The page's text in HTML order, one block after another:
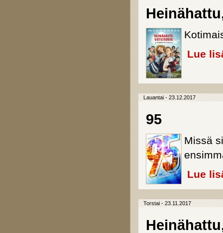
Lue
Lauantai - 23.12.2017
95
Missä
Lue
Torstai - 23.11.2017